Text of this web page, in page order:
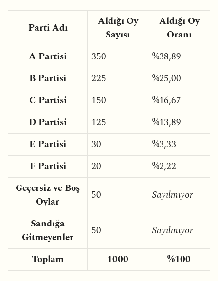
Parti Adı
Aldığı Oy
Sayısı
Aldığı Oy
Oranı
A Partisi
350
%38,89
B Partisi
225
%25,00
C Partisi
150
%16,67
D Partisi
125
%13,89
E Partisi
30
%3,33
F Partisi
20
%2,22
Geçersiz ve Boş
Oylar
50 Sayılmıyor
Sandığa
Gitmeyenler
50 Sayılmıyor
Toplam 1000 %100